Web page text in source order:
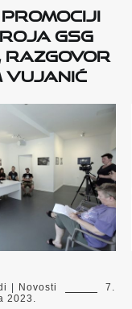
GSG
razgovor
Vujanić
Novosti
7.
2023.